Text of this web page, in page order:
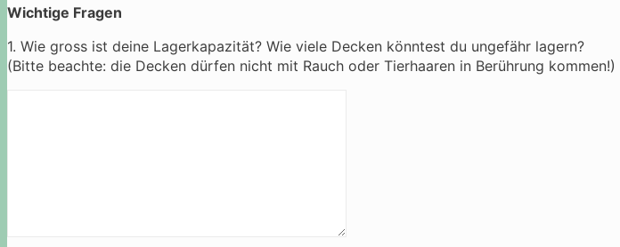
Wichtige Fragen
1. Wie gross ist deine Lagerkapazität? Wie viele Decken könntest du ungefähr lagern?
(Bitte beachte: die Decken dürfen nicht mit Rauch oder Tierhaaren in Berührung kommen!)